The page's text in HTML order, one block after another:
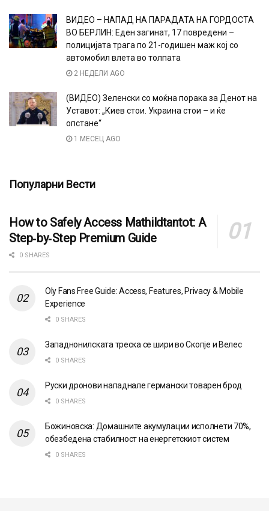
ВИДЕО – НАПАД НА ПАРАДАТА НА ГОРДОСТА
ВО БЕРЛИН: Еден загинат, 17 повредени –
полицијата трага по 21-годишен маж кој со
автомобил влета во толпата
2 НЕДЕЛИ AGO
(ВИДЕО) Зеленски со моќна порака за Денот на
Уставот: „Киев стои. Украина стои – и ќе
опстане“
1 МЕСЕЦ AGO
Популарни Вести
How to Safely Access Mathildtantot: A
Step‑by‑Step Premium Guide
0 SHARES
Oly Fans Free Guide: Access, Features, Privacy & Mobile
Experience
0 SHARES
Западнонилската треска се шири во Скопје и Велес
0 SHARES
Руски дронови нападнале германски товарен брод
0 SHARES
Божиновска: Домашните акумулации исполнети 70%,
обезбедена стабилност на енергетскиот систем
0 SHARES